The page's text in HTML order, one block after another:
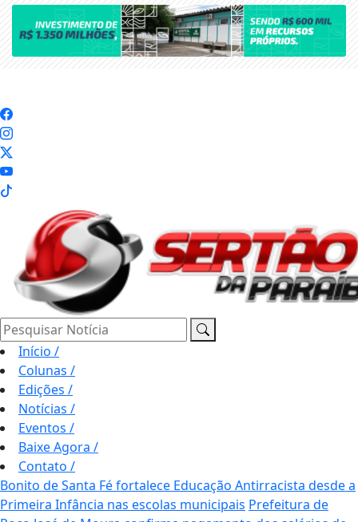
Pesquisar Notícia
Início /
Colunas /
Edições /
Notícias /
Eventos /
Baixe Agora /
Contato /
Bonito de Santa Fé fortalece Educação Antirracista desde a
Primeira Infância nas escolas municipais Prefeitura de